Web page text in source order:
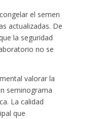
el semen
actualizadas. De
la seguridad
no se
valorar la
seminograma
La calidad
que